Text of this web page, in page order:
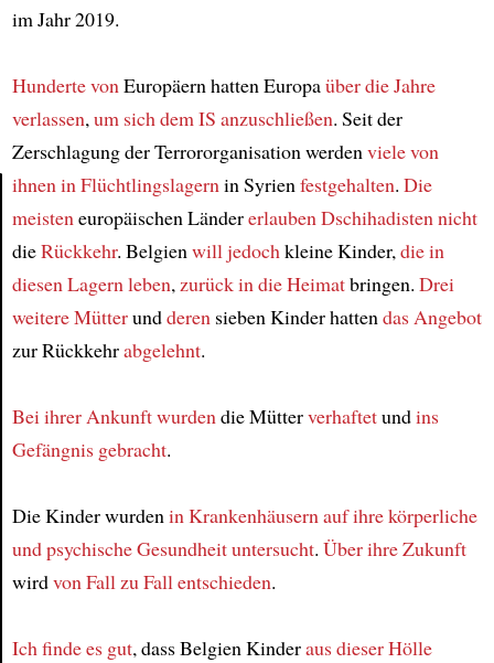
im Jahr 2019.
Hunderte vonEuropäern hatten Europaüber die Jahre
verlassen,um sich dem IS anzuschließen. Seit der
Zerschlagung der Terrororganisation werdenviele von
ihnenin Flüchtlingslagernin Syrienfestgehalten. Die
meisteneuropäischen Ländererlauben Dschihadisten nicht
dieRückkehr. Belgienwill jedochkleine Kinder,die in
diesen Lagern leben,zurück in die Heimatbringen. Drei
weitere Mütterundderensieben Kinder hattendas Angebot
zur Rückkehrabgelehnt.
Bei ihrer Ankunftwurdendie Mütterverhaftetundins
Gefängnis gebracht.
Die Kinder wurdenin Krankenhäusernauf ihre körperliche
und psychische Gesundheituntersucht. Über ihre Zukunft
wirdvon Fall zu Fallentschieden.
Ich finde es gut, dass Belgien Kinderaus dieser Hölle